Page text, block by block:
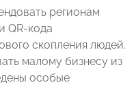
регионам
QR-кода
скопления людей.
малому бизнесу из
особые